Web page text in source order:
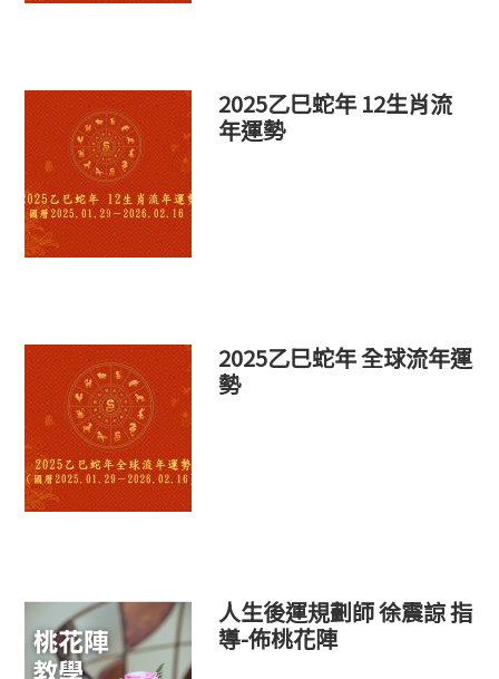
2025乙巳蛇年 12生肖流
年運勢
2025乙巳蛇年 全球流年運
勢
人生後運規劃師 徐震諒 指
導-佈桃花陣